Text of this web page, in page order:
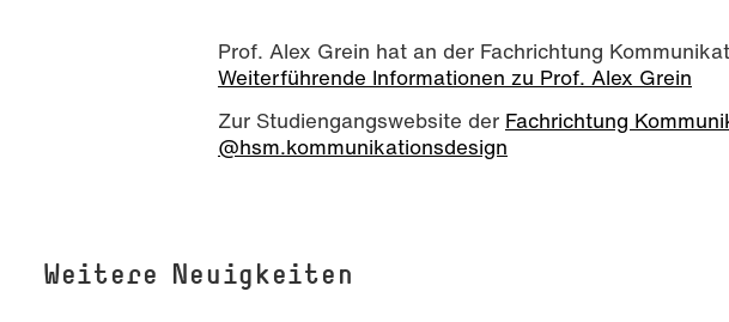
Prof. Alex Grein hat an der Fachrichtung
Weiterführende Informationen zu Prof. Alex Grein
Zur Studiengangswebsite der Fachrichtung
@hsm.kommunikationsdesign
Weitere Neuigkeiten